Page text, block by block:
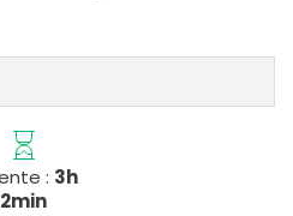
: 3h
2min